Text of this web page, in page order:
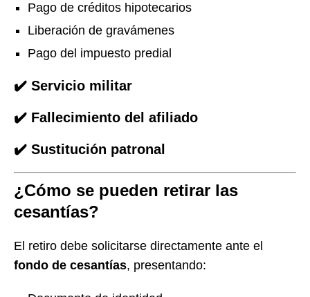
Pago de créditos hipotecarios
Liberación de gravámenes
Pago del impuesto predial
✔️ Servicio militar
✔️ Fallecimiento del afiliado
✔️ Sustitución patronal
¿Cómo se pueden retirar las
cesantías?
El retiro debe solicitarse directamente ante el
fondo de cesantías, presentando: